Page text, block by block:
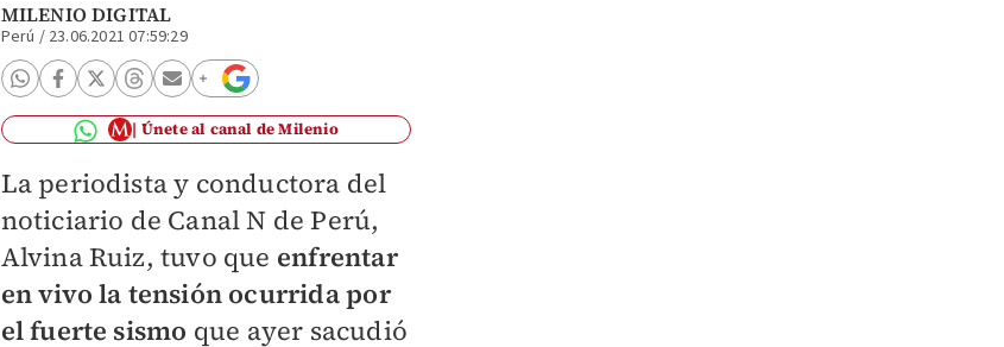
MILENIO DIGITAL
Perú / 23.06.2021 07:59:29
Únete al canal de Milenio
La periodista y conductora del
noticiario de Canal N de Perú,
Alvina Ruiz, tuvo que enfrentar
en vivo la tensión ocurrida por
el fuerte sismo que ayer sacudió